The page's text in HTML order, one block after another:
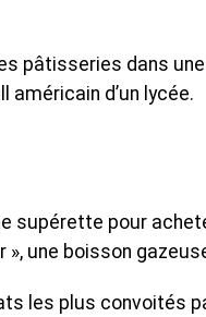
pâtisseries dans
américain d’un lycée.
supérette pour
une boisson
les plus convoités